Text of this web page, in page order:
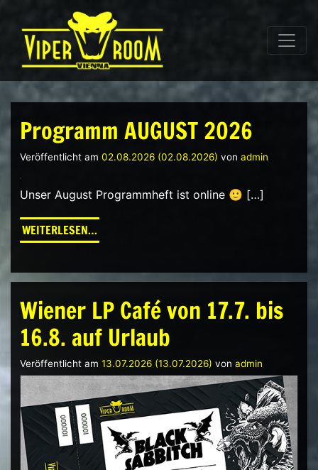
Direkt zum Inhalt wechseln
Hauptnavigation
Programm AUGUST 2026
Veröffentlicht am 02.08.2026(02.08.2026) von admin
Unser August Programmheft ist online 🙂 […]
WEITERLESEN…FROM PROGRAMM AUGUST 2026
Wiener LP Café von 17.7. bis
16.8. auf Urlaub
Veröffentlicht am 13.07.2026(13.07.2026) von admin